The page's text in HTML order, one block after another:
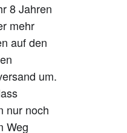
A
8 Jahren
mehr
auf den
um.
nur noch
Weg